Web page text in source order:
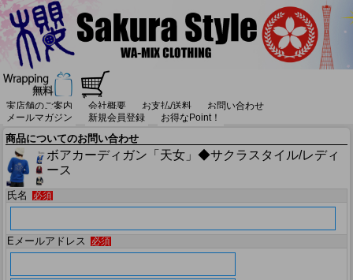
実店舗のご案内 会社概要 お支払/送料
お問い合わせ
メールマガジン
新規会員登録 お得なPoint！
商品についてのお問い合わせ
ボアカーディガン「天女」◆サクラスタイル/レディ
ース
氏名 必須
Eメールアドレス 必須